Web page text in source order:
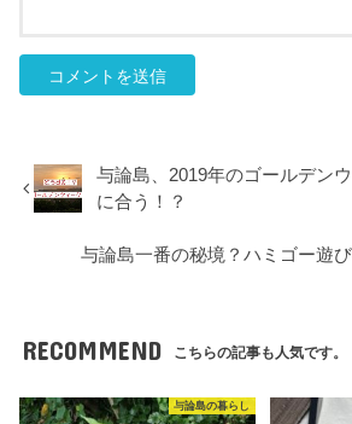
与論島、2019年のゴールデン
に合う！？
与論島一番の秘境？ハミゴー遊び
RECOMMEND こちらの記事も人気です。
与論島の暮らし